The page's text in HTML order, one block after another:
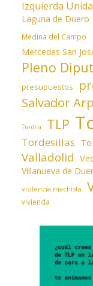
Izquierda Unida
Laguna de Duero
Medina del Campo
Mercedes San
Pleno
presupuestos
Salvador
Tiedra TLP
Tordesillas
Valladolid
Villanueva de
violencia machista
vivienda